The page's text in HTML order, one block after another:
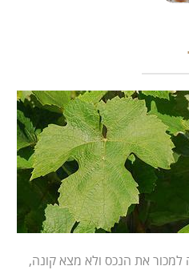
של 2003 ניסה למכור את הנכס ולא מצא קונה,